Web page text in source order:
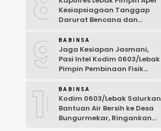
Kesiapsiagaan Tanggap
Darurat Bencana dan
9 BABINSA
Jaga Kesiapan Jasmani,
Pasi Intel Kodim 0603/Lebak
Pimpin Pembinaan Fisik
10BABINSA
Kodim 0603/Lebak Salurkan
Bantuan Air Bersih ke Desa
Bungurmekar, Ringankan